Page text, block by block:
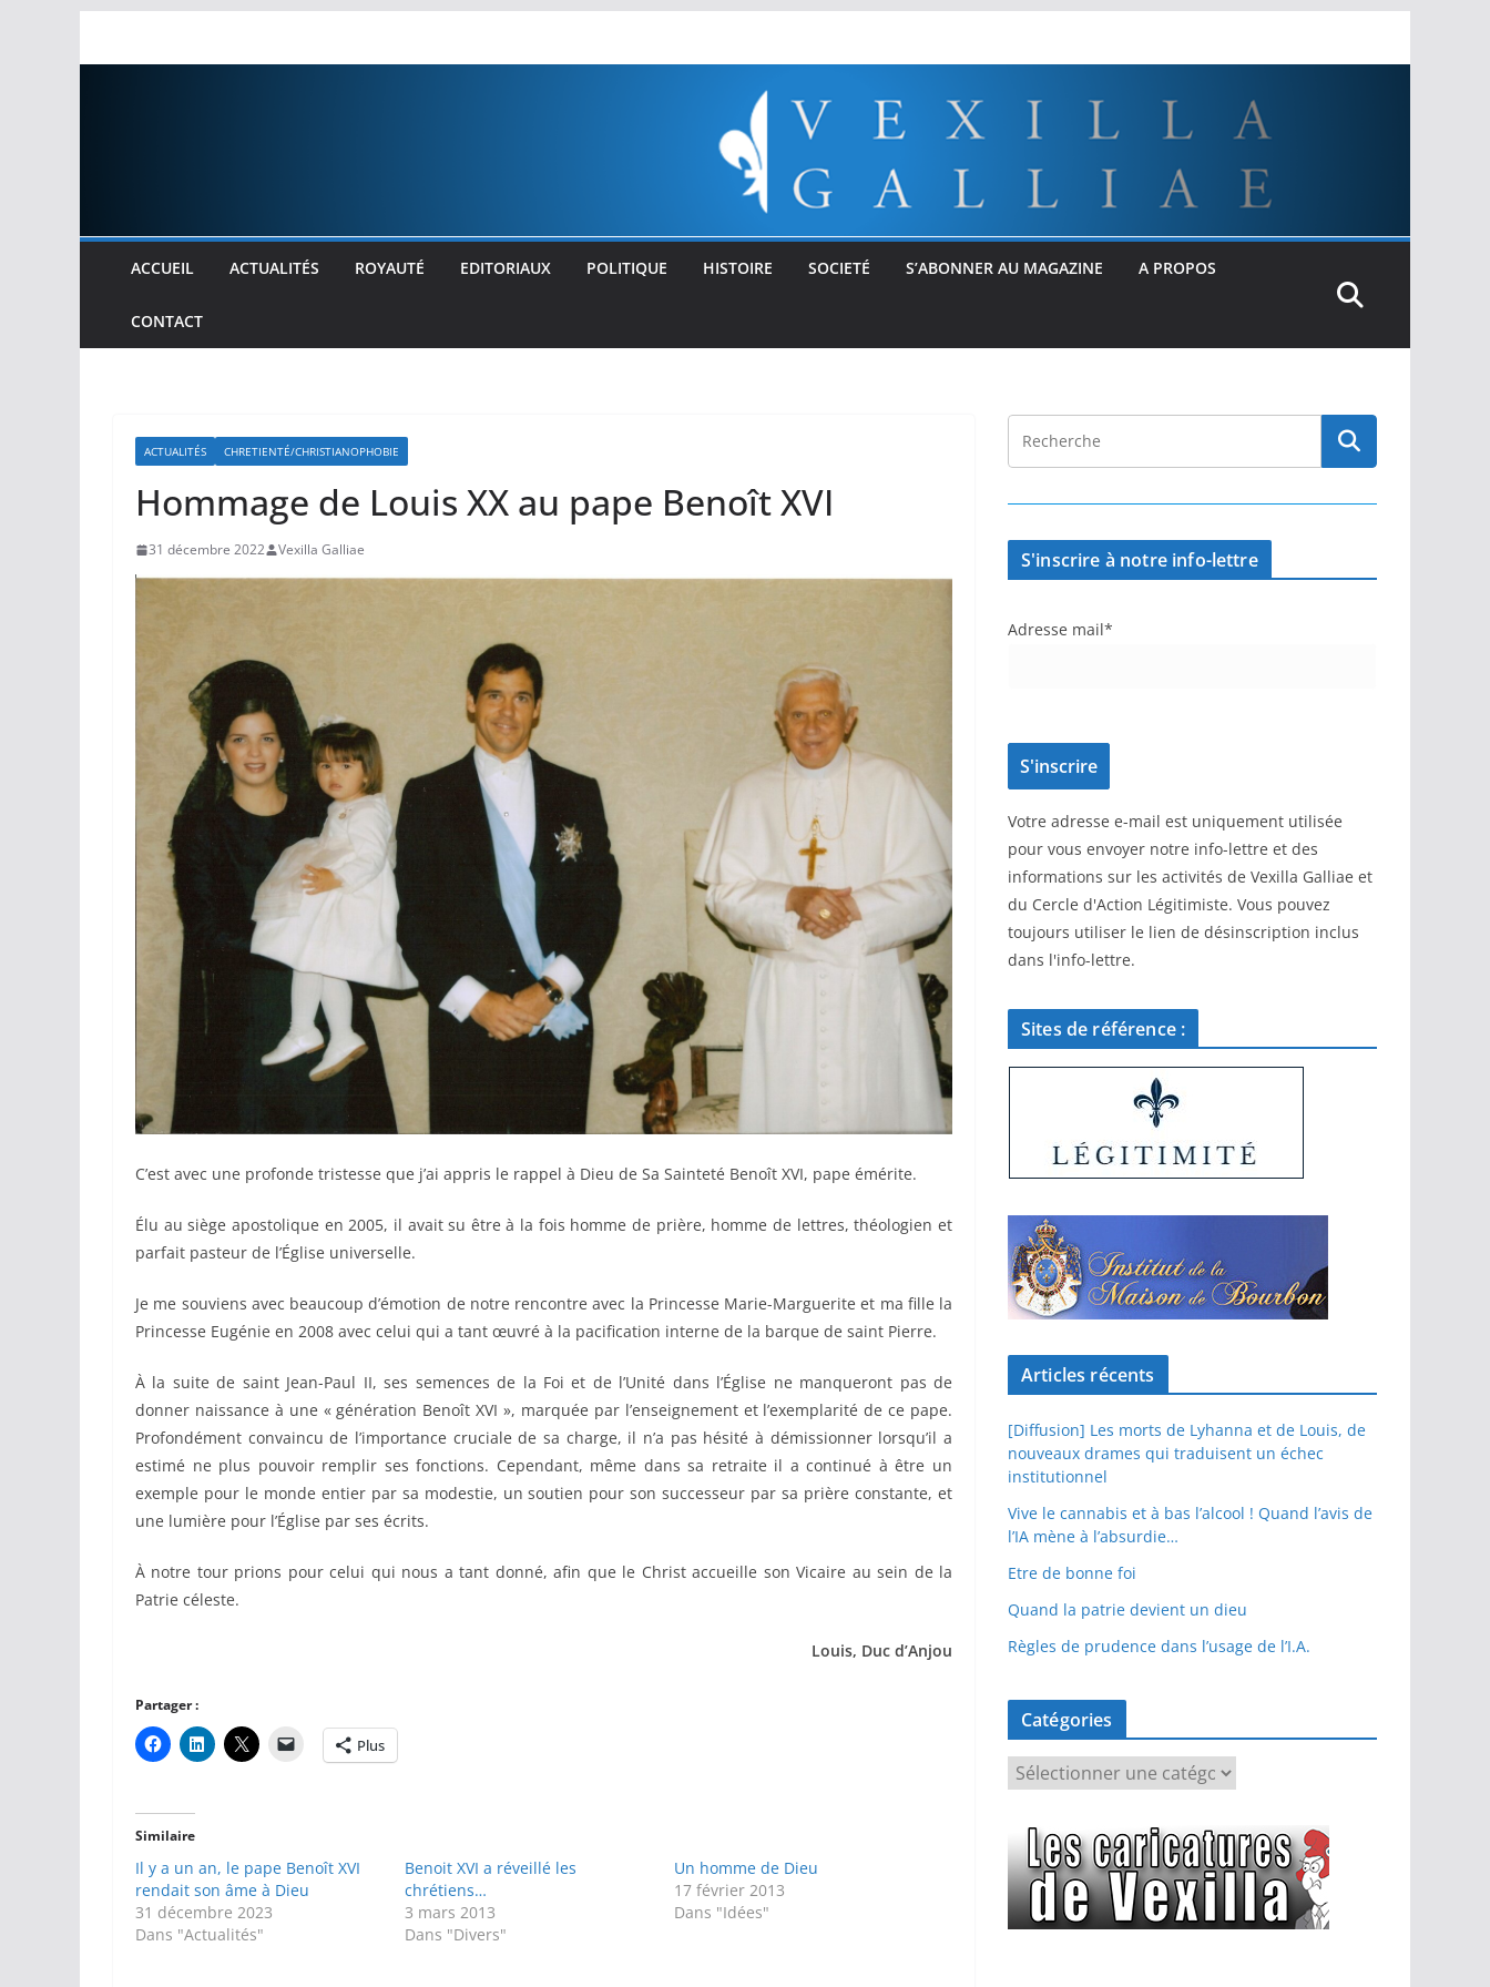
ACCUEIL ACTUALITÉS ROYAUTÉ EDITORIAUX POLITIQUE HISTOIRE SOCIETÉ S’ABONNER AU MAGAZINE A PROPOS
CONTACT
ACTUALITÉS CHRETIENTÉ/CHRISTIANOPHOBIE
Hommage de Louis XX au pape Benoît XVI
31 décembre 2022 Vexilla Galliae
C’est avec une profonde tristesse que j’ai appris le rappel à Dieu de Sa Sainteté Benoît XVI, pape émérite.
Élu au siège apostolique en 2005, il avait su être à la fois homme de prière, homme de lettres, théologien et
parfait pasteur de l’Église universelle.
Je me souviens avec beaucoup d’émotion de notre rencontre avec la Princesse Marie-Marguerite et ma fille la
Princesse Eugénie en 2008 avec celui qui a tant œuvré à la pacification interne de la barque de saint Pierre.
À la suite de saint Jean-Paul II, ses semences de la Foi et de l’Unité dans l’Église ne manqueront pas de
donner naissance à une « génération Benoît XVI », marquée par l’enseignement et l’exemplarité de ce pape.
Profondément convaincu de l’importance cruciale de sa charge, il n’a pas hésité à démissionner lorsqu’il a
estimé ne plus pouvoir remplir ses fonctions. Cependant, même dans sa retraite il a continué à être un
exemple pour le monde entier par sa modestie, un soutien pour son successeur par sa prière constante, et
une lumière pour l’Église par ses écrits.
À notre tour prions pour celui qui nous a tant donné, afin que le Christ accueille son Vicaire au sein de la
Patrie céleste.
Louis, Duc d’Anjou
Partager :
Plus
Similaire
Il y a un an, le pape Benoît XVI
rendait son âme à Dieu
31 décembre 2023
Dans "Actualités"
Benoit XVI a réveillé les
chrétiens…
3 mars 2013
Dans "Divers"
Un homme de Dieu
17 février 2013
Dans "Idées"
S'inscrire à notre info-lettre
Adresse mail*
Votre adresse e-mail est uniquement utilisée
pour vous envoyer notre info-lettre et des
informations sur les activités de Vexilla Galliae et
du Cercle d'Action Légitimiste. Vous pouvez
toujours utiliser le lien de désinscription inclus
dans l'info-lettre.
Sites de référence :
Articles récents
[Diffusion] Les morts de Lyhanna et de Louis, de
nouveaux drames qui traduisent un échec
institutionnel
Vive le cannabis et à bas l’alcool ! Quand l’avis de
l’IA mène à l’absurdie…
Etre de bonne foi
Quand la patrie devient un dieu
Règles de prudence dans l’usage de l’I.A.
Catégories
é
g
o
r